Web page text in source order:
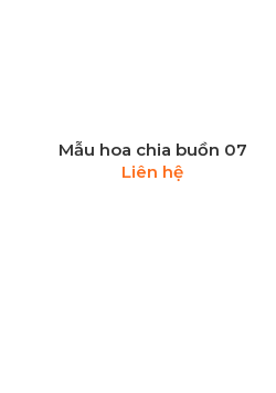
Mẫu hoa chia buồn 07
Liên hệ